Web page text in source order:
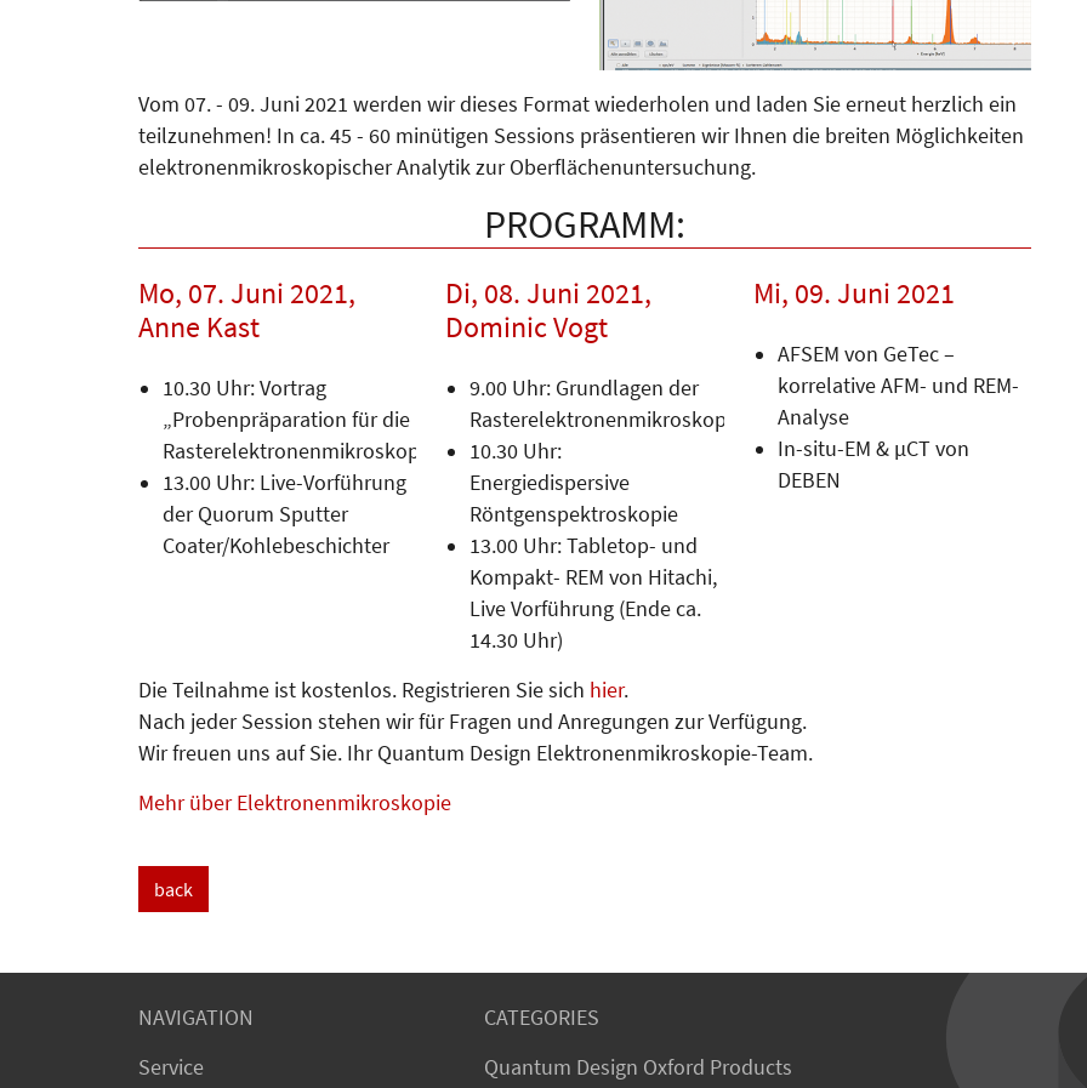
Vom 07. - 09. Juni 2021 werden wir dieses Format wiederholen und laden Sie erneut herzlich ein
teilzunehmen! In ca. 45 - 60 minütigen Sessions präsentieren wir Ihnen die breiten Möglichkeiten
elektronenmikroskopischer Analytik zur Oberflächenuntersuchung.
PROGRAMM:
Mo, 07. Juni 2021,
Anne Kast
10.30 Uhr: Vortrag
„Probenpräparation für die
Rasterelektronenmikroskopie“
13.00 Uhr: Live-Vorführung
der Quorum Sputter
Coater/Kohlebeschichter
Di, 08. Juni 2021,
Dominic Vogt
9.00 Uhr: Grundlagen der
Rasterelektronenmikroskopie
10.30 Uhr:
Energiedispersive
Röntgenspektroskopie
13.00 Uhr: Tabletop- und
Kompakt- REM von Hitachi,
Live Vorführung (Ende ca.
14.30 Uhr)
Mi, 09. Juni 2021
AFSEM von GeTec –
korrelative AFM- und REM-
Analyse
In-situ-EM & µCT von
DEBEN
Die Teilnahme ist kostenlos. Registrieren Sie sich hier.
Nach jeder Session stehen wir für Fragen und Anregungen zur Verfügung.
Wir freuen uns auf Sie. Ihr Quantum Design Elektronenmikroskopie-Team.
Mehr über Elektronenmikroskopie
back
NAVIGATION
Service
CATEGORIES
Quantum Design Oxford Products